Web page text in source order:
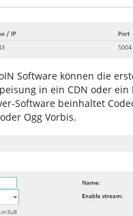
Software können die
in ein CDN oder
beinhaltet
Ogg Vorbis.